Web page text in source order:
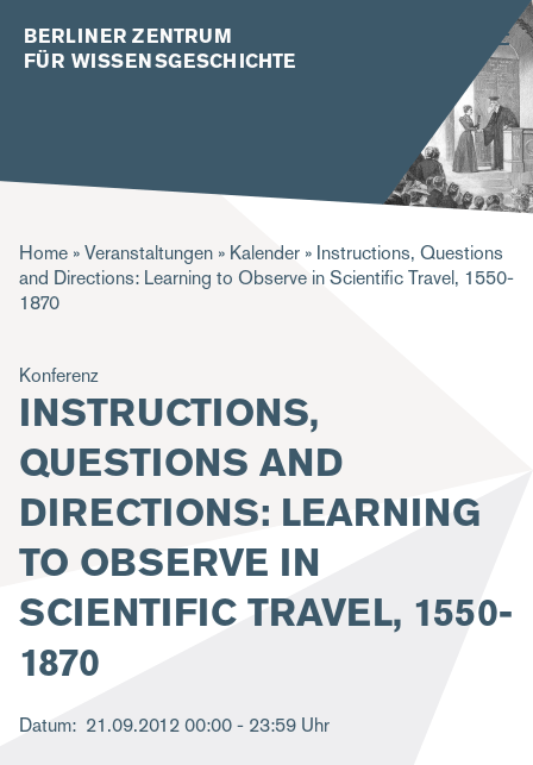
BERLINER ZENTRUM
FÜR WISSENSGESCHICHTE
P
f
d
n
a
v
i
g
a
t
o
Home Veranstaltungen Kalender
Instructions, Questions
and Directions: Learning to Observe in Scientific Travel, 1550-
1870
Konferenz
INSTRUCTIONS,
QUESTIONS AND
DIRECTIONS: LEARNING
TO OBSERVE IN
SCIENTIFIC TRAVEL, 1550-
1870
Datum 21.09.201200:00 - 23:59 Uhr